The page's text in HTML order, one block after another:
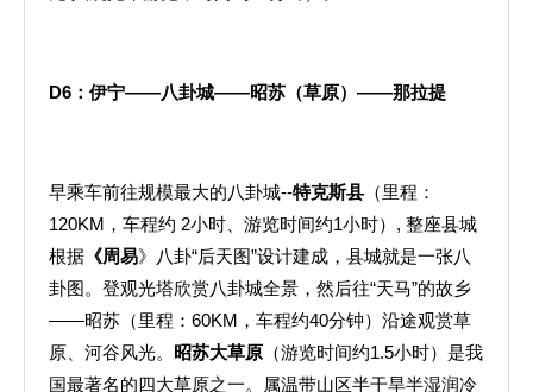
D6 ：伊宁——八卦城——昭苏（草原）——那拉提
早乘车前往规模最大的八卦城--特克斯县 （里程：
120KM，车程约 2小时、游览时间约1小时）, 整座县城
根据 《周易》八卦“后天图”设计建成，县城就是一张八
卦图。登观光塔欣赏八卦城全景，然后往“天马”的故乡
——昭苏（里程：60KM，车程约40分钟）沿途观赏草
原、河谷风光。 昭苏大草原 （游览时间约1.5小时）是我
国最著名的四大草原之一。属温带山区半干旱半湿润冷